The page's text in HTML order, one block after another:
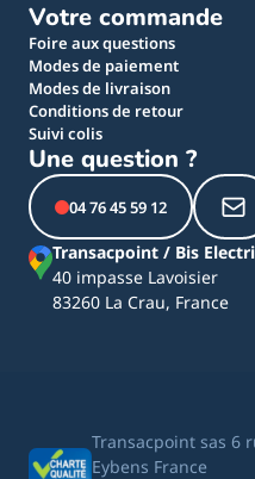
Votre commande
Foire aux questions
Modes de paiement
Modes de livraison
Conditions de retour
Suivi colis
Une question ?
04 76 45 59 12
Transacpoint / Bis
40 impasse Lavoisier
83260 La Crau, France
Transacpoint sas 6
Eybens France